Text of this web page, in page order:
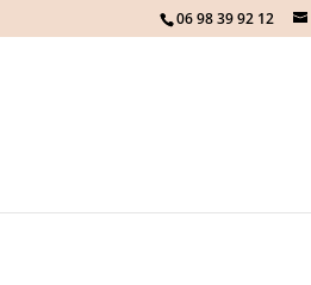
06 98 39 92 12